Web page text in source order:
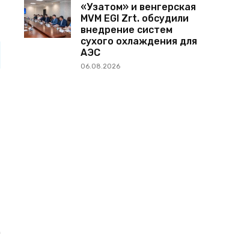
«Узатом» и венгерская
MVM EGI Zrt. обсудили
внедрение систем
сухого охлаждения для
АЭС
06.08.2026